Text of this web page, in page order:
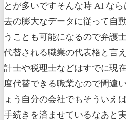
とが多いですそんな時 AI な
去の膨大なデータに従って自
うことも可能になるので弁護
代替される職業の代表格と言
計士や税理士などはすでに現
度代替できる職業なので間違
ょう自分の会社でもそういえ
手続きを済ませているなあと